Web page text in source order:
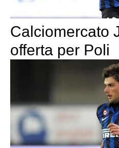
Calciomercato
offerta per Poli